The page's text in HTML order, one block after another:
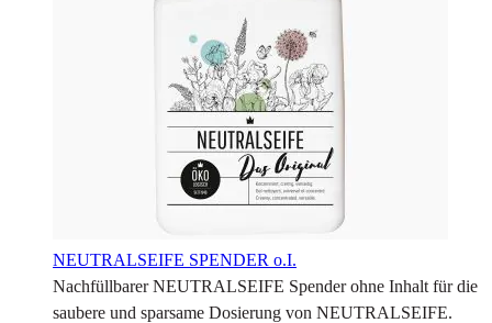
NEUTRALSEIFE SPENDER o.I.
Nachfüllbarer NEUTRALSEIFE Spender ohne Inhalt für die
saubere und sparsame Dosierung von NEUTRALSEIFE.